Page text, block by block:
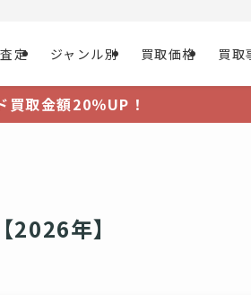
定 ジャンル別 買取価格 買取
買取金額20％UP！
年】